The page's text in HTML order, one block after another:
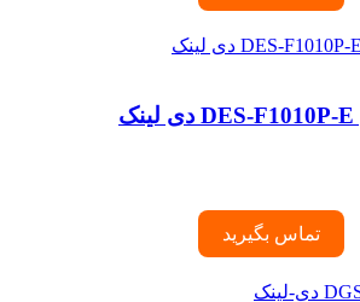
تماس بگیرید